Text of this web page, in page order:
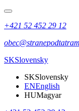
+421 52 452 29 12
SKSlovensky
SKSlovensky
ENEnglish
HUMagyar